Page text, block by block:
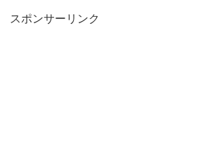
スポンサーリンク